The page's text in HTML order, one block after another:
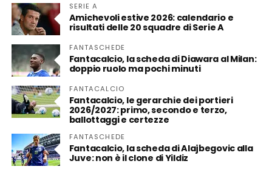
SERIE A
Amichevoli estive 2026: calendario e
risultati delle 20 squadre di Serie A
FANTASCHEDE
Fantacalcio, la scheda di Diawara al Milan:
doppio ruolo ma pochi minuti
FANTACALCIO
Fantacalcio, le gerarchie dei portieri
2026/2027: primo, secondo e terzo,
ballottaggi e certezze
FANTASCHEDE
Fantacalcio, la scheda di Alajbegovic alla
Juve: non è il clone di Yildiz